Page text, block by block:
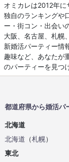
オミカレは2012年に
独自のランキングや
ー・街コン・出会い
大阪、名古屋、札幌
新婚活パーティー情
趣味など、あなたが
のパーティーを見つ
都道府県から婚活パ
北海道
北海道 （札幌）
東北